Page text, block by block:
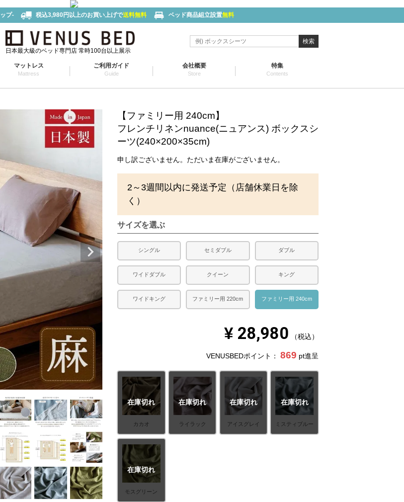
プ- 税込3,980円以上のお買い上げで送料無料 ベッド商品組立設置無料
日本最大級のベッド専門店 常時100台以上展示
検索
マットレス
Mattress
ご利用ガイド
Guide
会社概要
Store
特集
Contents
【ファミリー用 240cm】
フレンチリネンnuance(ニュアンス) ボックスシ
ーツ(240×200×35cm)
申し訳ございません。ただいま在庫がございません。
2～3週間以内に発送予定（店舗休業日を除
く）
サイズを選ぶ
シングル セミダブル ダブル
ワイドダブル クイーン キング
ワイドキング ファミリー用 220cm ファミリー用 240cm
¥ 28,980 税込
VENUSBEDポイント： 869 pt進呈
カカオ
在庫切れ
ライラック
在庫切れ
アイスグレイ
在庫切れ
ミスティブルー
在庫切れ
モスグリーン
在庫切れ